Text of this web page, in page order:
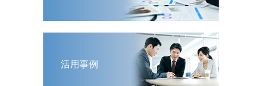
活用事例